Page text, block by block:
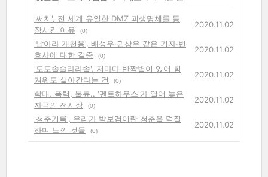
'써치', 전 세계 유일한 DMZ 괴생명체를 등
장시킨 이유
(0)
2020.11.02
'날아라 개천용', 배성우·권상우 같은 기자·변
호사에 대한 갈증
(0)
2020.11.02
'도도솔솔라라솔', 저마다 반짝별이 있어 힘
겨워도 살아간다는 건
(0)
2020.11.02
학대, 폭력, 불륜.. '펜트하우스'가 열어 놓은
자극의 전시장
(0)
2020.11.02
'청춘기록', 우리가 박보검이란 청춘을 덕질
하며 느낀 것들
(0)
2020.11.02